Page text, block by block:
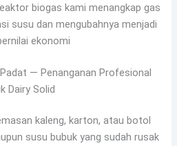
biogas kami menangkap gas
susu dan mengubahnya menjadi
ekonomi
— Penanganan Profesional
Dairy Solid
kaleng, karton, atau botol
susu bubuk yang sudah rusak